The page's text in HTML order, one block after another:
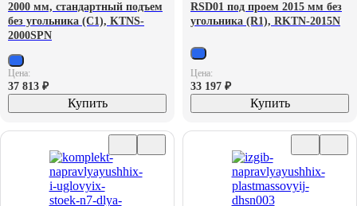
2000 мм, стандартный подъем
без угольника (С1), KTNS-
2000SPN
Цена:
37 813 ₽
Купить
RSD01 под проем 2015 мм без
угольника (R1), RKTN-2015N
Цена:
33 197 ₽
Купить